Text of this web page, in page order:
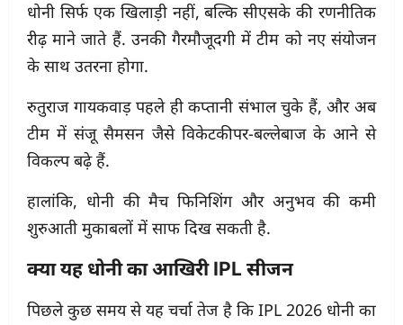
धोनी सिर्फ एक खिलाड़ी नहीं, बल्कि सीएसके की रणनीतिक
रीढ़ माने जाते हैं. उनकी गैरमौजूदगी में टीम को नए संयोजन
के साथ उतरना होगा.
रुतुराज गायकवाड़ पहले ही कप्तानी संभाल चुके हैं, और अब
टीम में संजू सैमसन जैसे विकेटकीपर-बल्लेबाज के आने से
विकल्प बढ़े हैं.
हालांकि, धोनी की मैच फिनिशिंग और अनुभव की कमी
शुरुआती मुकाबलों में साफ दिख सकती है.
क्या यह धोनी का आखिरी IPL सीजन
पिछले कुछ समय से यह चर्चा तेज है कि IPL 2026 धोनी का